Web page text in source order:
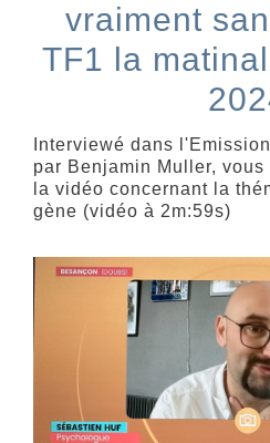
vraiment
TF1 la
Interviewé dans
par Benjamin Muller,
la vidéo concernant la
gène (vidéo à 2m:59s)